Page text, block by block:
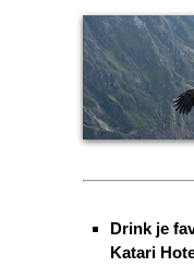
Drink je
Katari